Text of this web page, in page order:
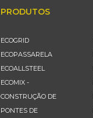
PRODUTOS
ECOGRID
ECOPASSARELA
ECOALLSTEEL
ECOMIX -
CONSTRUÇÃO DE
PONTES DE